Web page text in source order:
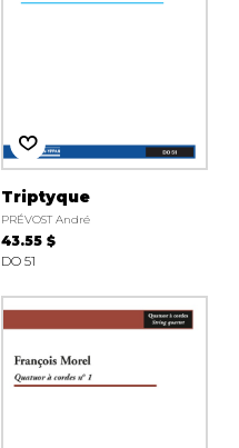
Triptyque
PRÉVOST André
43.55 $
DO 51